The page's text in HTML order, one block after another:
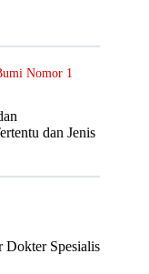
Nomor 1
dan Jenis
Dokter Spesialis